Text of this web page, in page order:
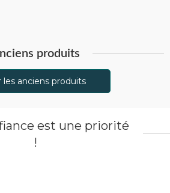
produits
les anciens produits
est une priorité
!